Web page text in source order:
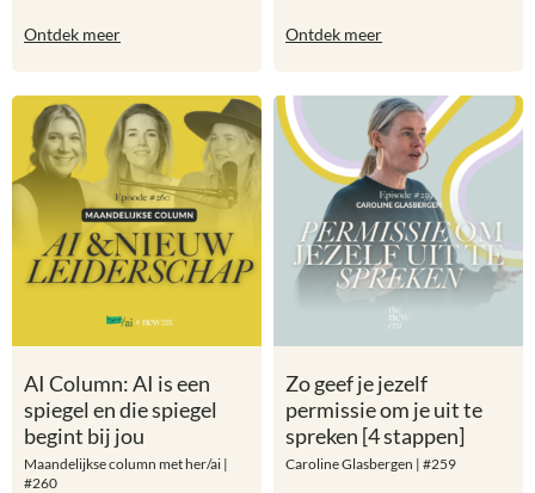
Ontdek meer Ontdek meer
AI Column: AI is een
spiegel en die spiegel
begint bij jou
Maandelijkse column met her/ai |
#260
Zo geef je jezelf
permissie om je uit te
spreken [4 stappen]
Caroline Glasbergen | #259